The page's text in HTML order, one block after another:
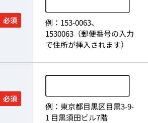
必須
例：153-0063、
1530063（郵便番号の入力
で住所が挿入されます）
必須
例：東京都目黒区目黒3-9-
1 目黒須田ビル7階